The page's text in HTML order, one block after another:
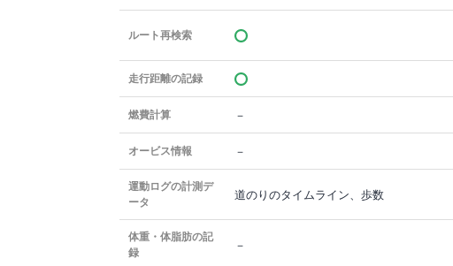
ルート再検索
走行距離の記録
燃費計算 －
オービス情報 －
運動ログの計測デ
ータ
道のりのタイムライン、歩数
体重・体脂肪の記
録
－